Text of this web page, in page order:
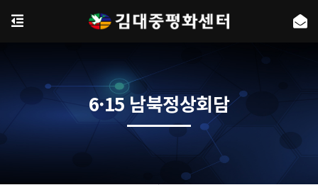
6·15 남북정상회담